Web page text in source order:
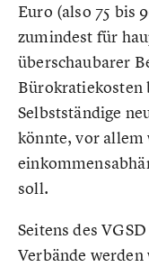
Euro (also 75 bis
zumindest für
überschaubarer
Bürokratiekosten
Selbstständige
könnte, vor allem
soll.
Seitens des
Verbände